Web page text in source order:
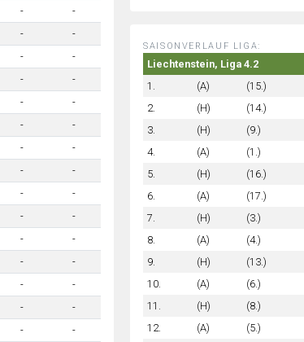
-
-
-
-
-
-
-
-
-
-
-
-
-
-
-
-
-
-
-
-
-
-
-
-
-
-
-
-
-
-
SAISONVERLAUF LIGA:
Liechtenstein, Liga 4.2
1.
(A) (15.)
2.
(H) (14.)
3.
(H) (9.)
4.
(A) (1.)
5.
(H) (16.)
6.
(A) (17.)
7.
(H) (3.)
8.
(A) (4.)
9.
(H) (13.)
10.
(A) (6.)
11.
(H) (8.)
12.
(A) (5.)